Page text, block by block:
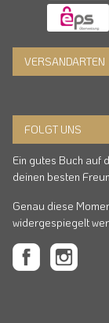
VERSANDARTEN
FOLGT UNS
Ein gutes Buch auf
deinen besten
Genau diese
widergespiegelt